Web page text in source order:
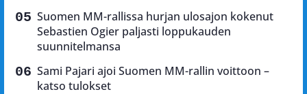
Suomen MM-rallissa hurjan ulosajon kokenut
Sebastien Ogier paljasti loppukauden
suunnitelmansa
Sami Pajari ajoi Suomen MM-rallin voittoon –
katso tulokset